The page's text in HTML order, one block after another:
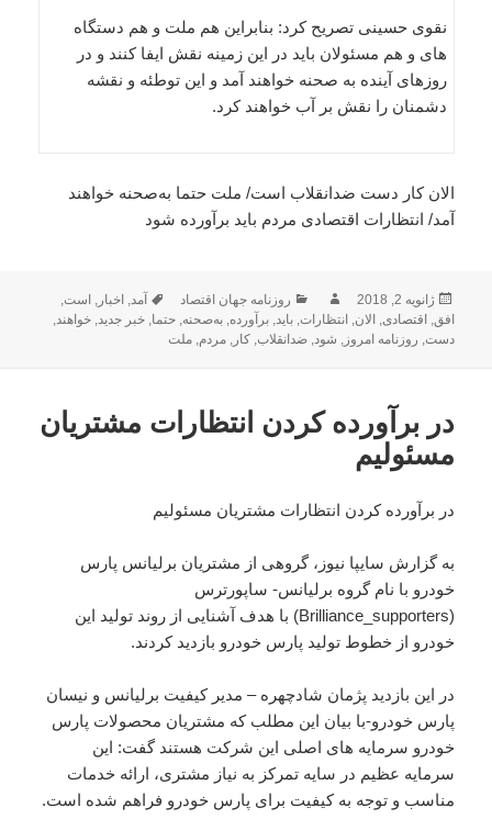
نقوی حسینی تصریح کرد: بنابراین هم ملت و هم دستگاه
های و هم مسئولان باید در این زمینه نقش ایفا کنند و در
روزهای آینده به صحنه خواهند آمد و این توطئه و نقشه
دشمنان را نقش بر آب خواهند کرد.
الان کار دست ضدانقلاب است/ ملت حتما به‌صحنه خواهند
آمد/ انتظارات اقتصادی مردم باید برآورده شود
ارسال
شده
در
ژانویه 2, 2018 نویسندهدسته‌ها
روزنامه جهان اقتصاد برچسب‌ها
آمد, اخبار, است,
افق, اقتصادی, الان, انتظارات,باید,برآورده,به‌صحنه,حتما,خبر جدید,خواهند,
دست, روزنامه امروز, شود,ضدانقلاب,کار,مردم,ملت
در برآورده کردن انتظارات مشتریان
مسئولیم
در برآورده کردن انتظارات مشتریان مسئولیم
به گزارش سایپا نیوز، گروهی از مشتریان برلیانس پارس
خودرو با نام گروه برلیانس- ساپورترس
(Brilliance_supporters) با هدف آشنایی از روند تولید این
خودرو از خطوط تولید پارس خودرو بازدید کردند.
در این بازدید پژمان شادچهره – مدیر کیفیت برلیانس و نیسان
پارس خودرو-با بیان این مطلب که مشتریان محصولات پارس
خودرو سرمایه های اصلی این شرکت هستند گفت: این
سرمایه عظیم در سایه تمرکز به نیاز مشتری، ارائه خدمات
مناسب و توجه به کیفیت برای پارس خودرو فراهم شده است.